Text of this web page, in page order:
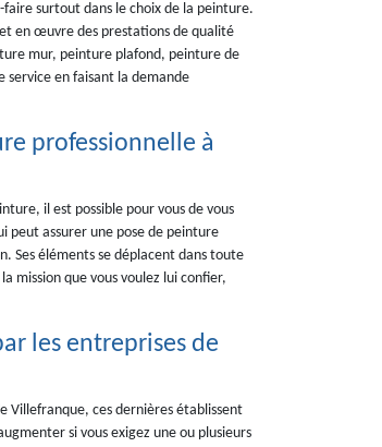
surtout dans le choix de la peinture.
en œuvre des prestations de qualité
mur, peinture plafond, peinture de
service en faisant la demande
professionnelle à
il est possible pour vous de vous
peut assurer une pose de peinture
Ses éléments se déplacent dans toute
mission que vous voulez lui confier,
les entreprises de
Villefranque, ces dernières établissent
si vous exigez une ou plusieurs